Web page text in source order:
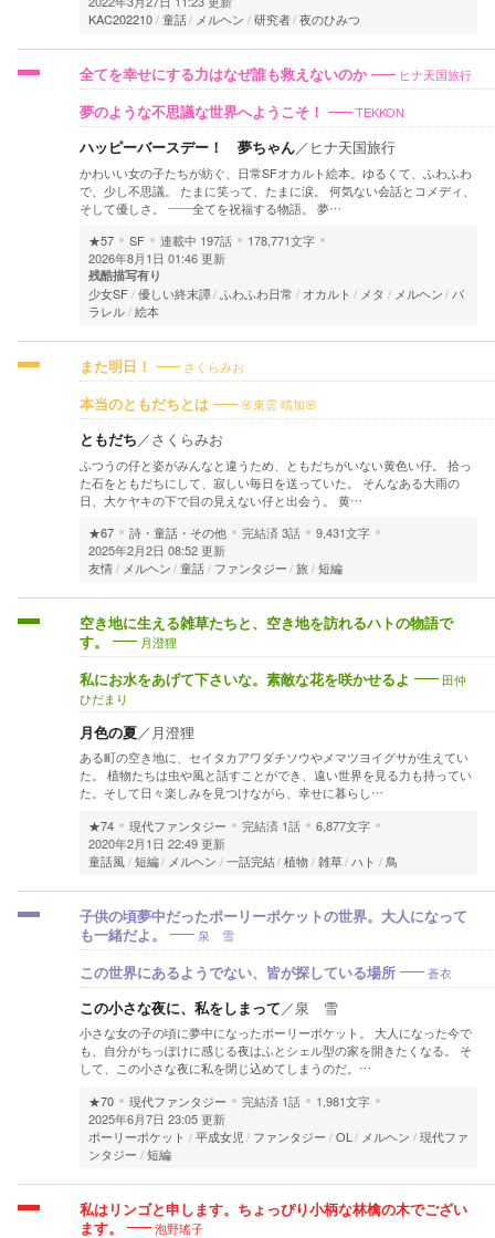
KAC202210 童話 メルヘン 研究者 夜のひみつ
全てを幸せにする力はなぜ誰も救えないのか ヒナ天国旅行
夢のような不思議な世界へようこそ！ TEKKON
ハッピーバースデー！ 夢ちゃん／ ヒナ天国旅行
かわいい女の子たちが紡ぐ、日常SFオカルト絵本。ゆるくて、ふわふわ
で、少し不思議。 たまに笑って、たまに涙。 何気ない会話とコメディ、
そして優しさ。 ――全てを祝福する物語。 夢…
★57
SF 連載中 197話
178,771文字
2026年8月1日 01:46 更新
残酷描写有り
少女SF 優しい終末譚 ふわふわ日常 オカルト メタ メルヘン
パ
ラレル 絵本
また明日！ さくらみお
本当のともだちとは 🌸東雲 晴加🌸
ともだち／さくらみお
ふつうの仔と姿がみんなと違うため、ともだちがいない黄色い仔。 拾っ
た石をともだちにして、寂しい毎日を送っていた。 そんなある大雨の
日、大ケヤキの下で目の見えない仔と出会う。 黄…
★67
詩・童話・その他 完結済3話
9,431文字
2025年2月2日 08:52 更新
友情
メルヘン 童話 ファンタジー 旅 短編
空き地に生える雑草たちと、空き地を訪れるハトの物語で
す。
月澄狸
私にお水をあげて下さいな。素敵な花を咲かせるよ
田仲
ひだまり
月色の夏／ 月澄狸
ある町の空き地に、セイタカアワダチソウやメマツヨイグサが生えてい
た。 植物たちは虫や風と話すことができ、遠い世界を見る力も持ってい
た。そして日々楽しみを見つけながら、幸せに暮らし…
★74
現代ファンタジー 完結済 1話
6,877文字
2020年2月1日 22:49 更新
童話風
短編 メルヘン 一話完結 植物 雑草 ハト 鳥
子供の頃夢中だったポーリーポケットの世界。大人になって
も一緒だよ。
泉 雪
この世界にあるようでない、皆が探している場所 蒼衣
この小さな夜に、私をしまって ／泉 雪
小さな女の子の頃に夢中になったポーリーポケット。 大人になった今で
も、自分がちっぽけに感じる夜はふとシェル型の家を開きたくなる。 そ
して、この小さな夜に私を閉じ込めてしまうのだ。…
★70
現代ファンタジー 完結済 1話
1,981文字
2025年6月7日 23:05 更新
ポーリーポケット
平成女児 ファンタジー OL メルヘン
現代ファ
ンタジー
短編
私はリンゴと申します。ちょっぴり小柄な林檎の木でござい
ます。
泡野瑤子